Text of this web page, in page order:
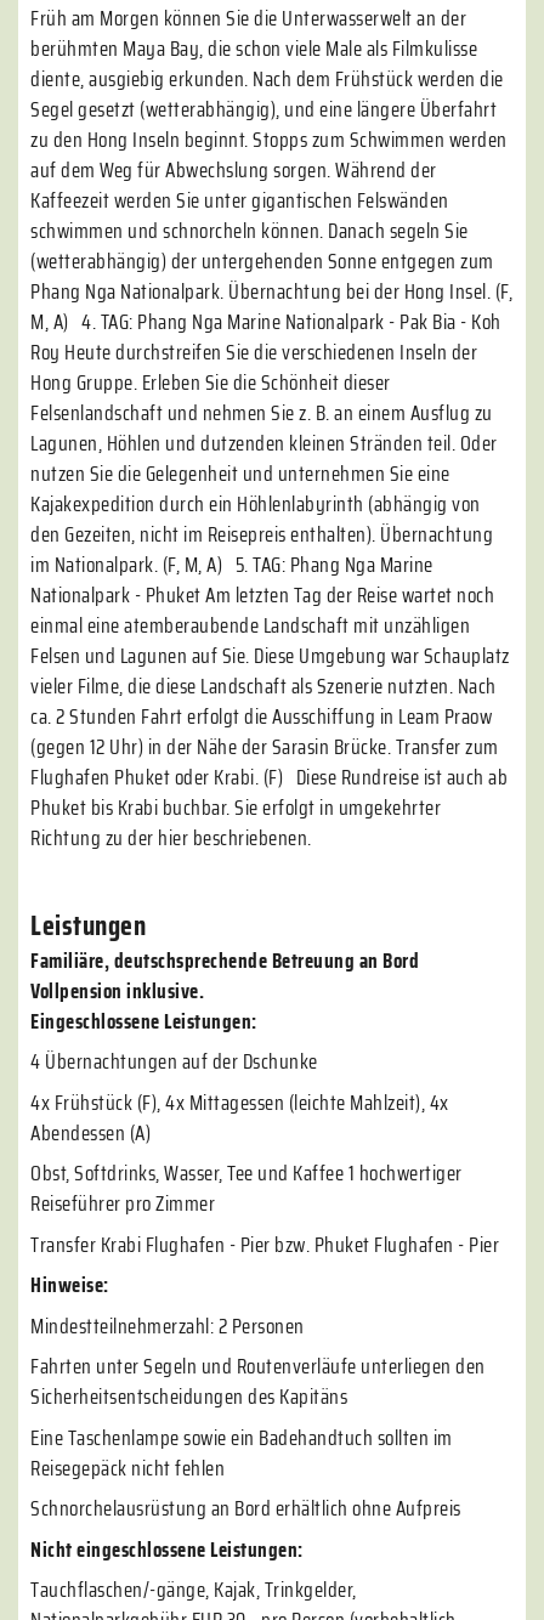
Früh am Morgen können Sie die Unterwasserwelt an der
berühmten Maya Bay, die schon viele Male als Filmkulisse
diente, ausgiebig erkunden. Nach dem Frühstück werden die
Segel gesetzt (wetterabhängig), und eine längere Überfahrt
zu den Hong Inseln beginnt. Stopps zum Schwimmen werden
auf dem Weg für Abwechslung sorgen. Während der
Kaffeezeit werden Sie unter gigantischen Felswänden
schwimmen und schnorcheln können. Danach segeln Sie
(wetterabhängig) der untergehenden Sonne entgegen zum
Phang Nga Nationalpark. Übernachtung bei der Hong Insel. (F,
M, A) 4. TAG: Phang Nga Marine Nationalpark - Pak Bia - Koh
Roy Heute durchstreifen Sie die verschiedenen Inseln der
Hong Gruppe. Erleben Sie die Schönheit dieser
Felsenlandschaft und nehmen Sie z. B. an einem Ausflug zu
Lagunen, Höhlen und dutzenden kleinen Stränden teil. Oder
nutzen Sie die Gelegenheit und unternehmen Sie eine
Kajakexpedition durch ein Höhlenlabyrinth (abhängig von
den Gezeiten, nicht im Reisepreis enthalten). Übernachtung
im Nationalpark. (F, M, A) 5. TAG: Phang Nga Marine
Nationalpark - Phuket Am letzten Tag der Reise wartet noch
einmal eine atemberaubende Landschaft mit unzähligen
Felsen und Lagunen auf Sie. Diese Umgebung war Schauplatz
vieler Filme, die diese Landschaft als Szenerie nutzten. Nach
ca. 2 Stunden Fahrt erfolgt die Ausschiffung in Leam Praow
(gegen 12 Uhr) in der Nähe der Sarasin Brücke. Transfer zum
Flughafen Phuket oder Krabi. (F) Diese Rundreise ist auch ab
Phuket bis Krabi buchbar. Sie erfolgt in umgekehrter
Richtung zu der hier beschriebenen.
Leistungen
Familiäre, deutschsprechende Betreuung an Bord
Vollpension inklusive.
Eingeschlossene Leistungen:
4 Übernachtungen auf der Dschunke
4x Frühstück (F), 4x Mittagessen (leichte Mahlzeit), 4x
Abendessen (A)
Obst, Softdrinks, Wasser, Tee und Kaffee 1 hochwertiger
Reiseführer pro Zimmer
Transfer Krabi Flughafen - Pier bzw. Phuket Flughafen - Pier
Hinweise:
Mindestteilnehmerzahl: 2 Personen
Fahrten unter Segeln und Routenverläufe unterliegen den
Sicherheitsentscheidungen des Kapitäns
Eine Taschenlampe sowie ein Badehandtuch sollten im
Reisegepäck nicht fehlen
Schnorchelausrüstung an Bord erhältlich ohne Aufpreis
Nicht eingeschlossene Leistungen:
Tauchflaschen/-gänge, Kajak, Trinkgelder,